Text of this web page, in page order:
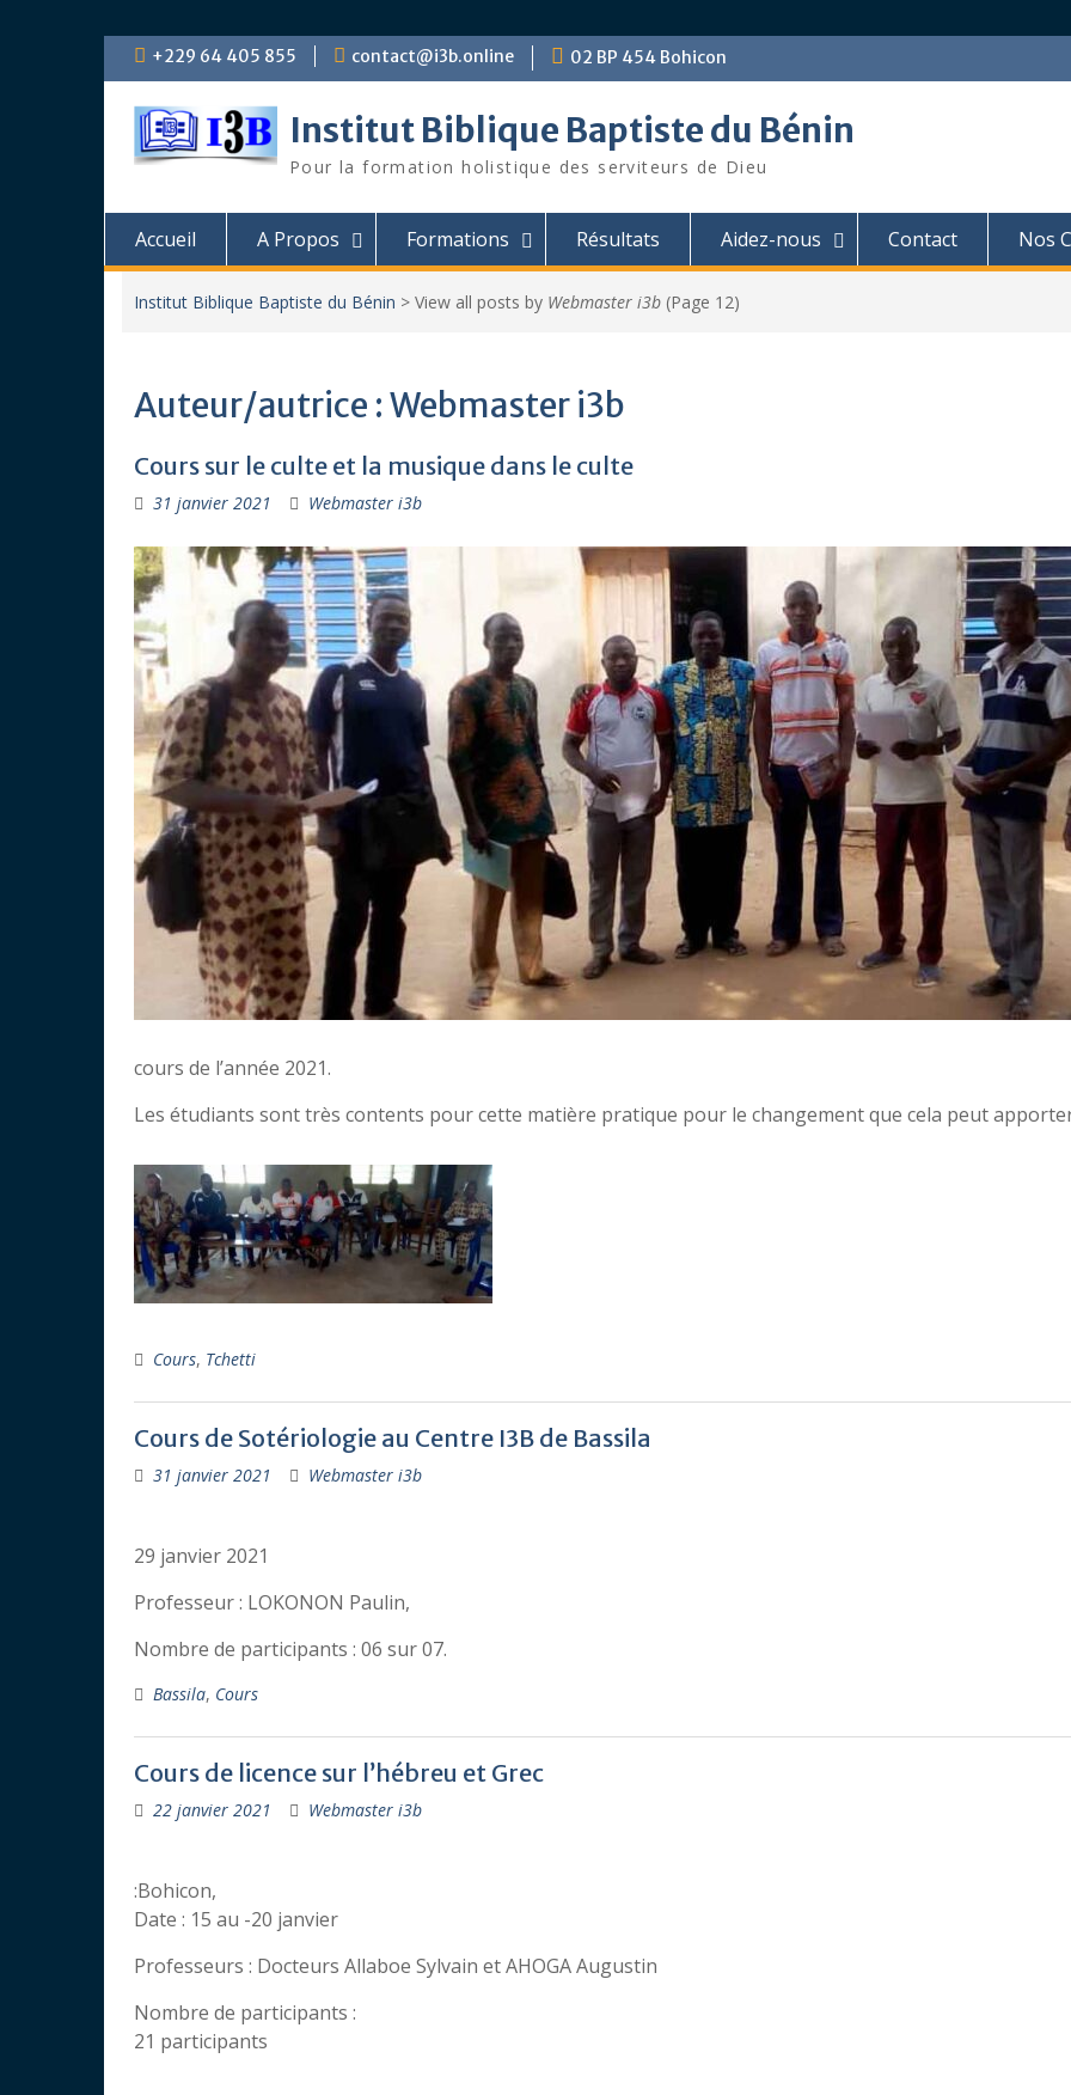
Skip +229 64 405 855 contact@i3b.online 02 BP 454 Bohicon
Institut Biblique Baptiste du Bénin
Pour la formation holistique des serviteurs de Dieu
Accueil A Propos Formations Résultats Aidez-nous Contact Nos
Institut Biblique Baptiste du Bénin > View all posts by Webmaster i3b (Page 12)
Auteur/autrice :Webmaster i3b
Cours sur le culte et la musique dans le culte
31 janvier 2021 Webmaster i3b
cours de l’année 2021.
Les étudiants sont très contents pour cette matière pratique pour le changement que cela peut
Cours, Tchetti
Cours de Sotériologie au Centre I3B de Bassila
31 janvier 2021 Webmaster i3b
29 janvier 2021
Professeur : LOKONON Paulin,
Nombre de participants : 06 sur 07.
Bassila, Cours
Cours de licence sur l’hébreu et Grec
22 janvier 2021 Webmaster i3b
:Bohicon,
Date : 15 au -20 janvier
Professeurs : Docteurs Allaboe Sylvain et AHOGA Augustin
Nombre de participants :
21 participants